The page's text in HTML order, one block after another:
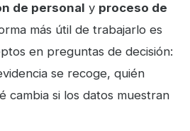
de personal y proceso de
más útil de trabajarlo es
en preguntas de decisión:
se recoge, quién
cambia si los datos muestran